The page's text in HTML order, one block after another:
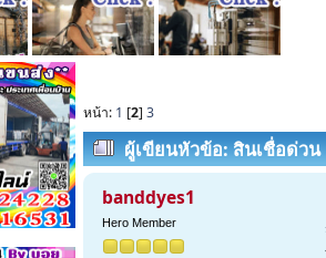
หน้า: 1 [2] 3
ผู้เขียนหัวข้อ: สินเชื่อด่วน
(อ่าน 573 ครั้ง)
banddyes1
Hero Member